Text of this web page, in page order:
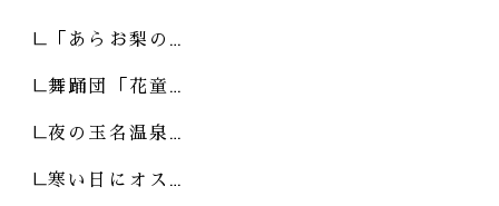
「あらお梨の…
舞踊団「花童…
夜の玉名温泉…
寒い日にオス…